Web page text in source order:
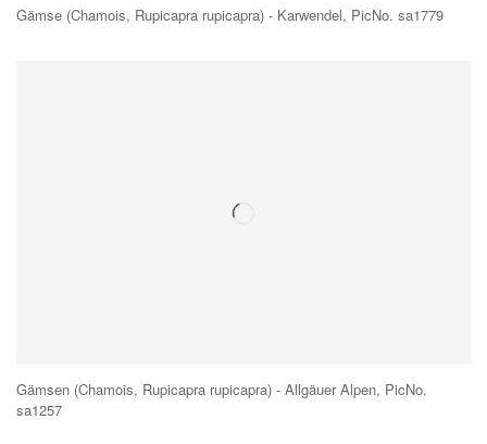
Gämse (Chamois, Rupicapra rupicapra) - Karwendel, PicNo. sa1779
Gämsen (Chamois, Rupicapra rupicapra) - Allgäuer Alpen, PicNo.
sa1257